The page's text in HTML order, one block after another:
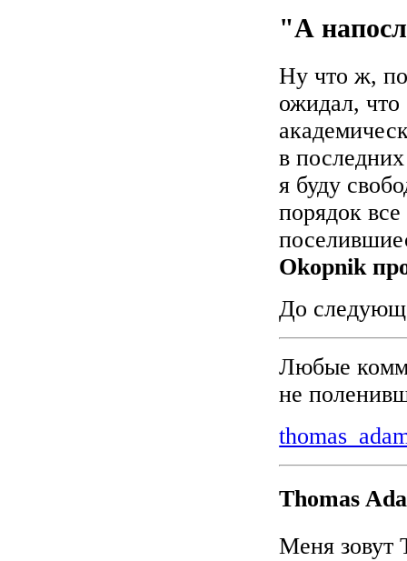
"А
Ну что ж,
ожидал,
в
я буду
порядок
Okopnik
До
Любые
не
Thomas
Меня зовут